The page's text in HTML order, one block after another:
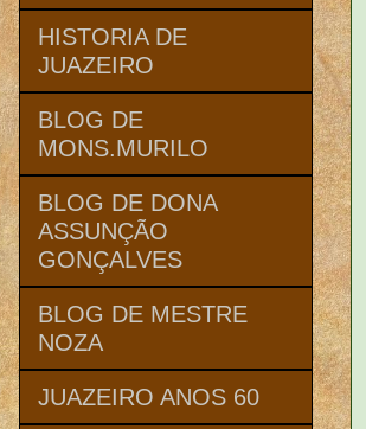
HISTORIA DE
JUAZEIRO
BLOG DE
MONS.MURILO
BLOG DE DONA
ASSUNÇÃO
GONÇALVES
BLOG DE MESTRE
NOZA
JUAZEIRO ANOS 60